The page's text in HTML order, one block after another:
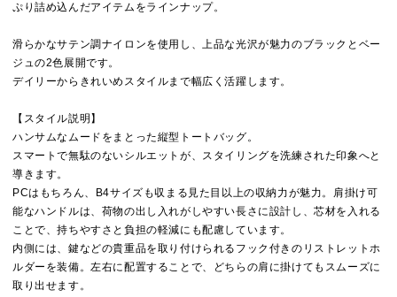
ぷり詰め込んだアイテムをラインナップ。
滑らかなサテン調ナイロンを使用し、上品な光沢が魅力のブラックとベー
ジュの2色展開です。
デイリーからきれいめスタイルまで幅広く活躍します。
【スタイル説明】
ハンサムなムードをまとった縦型トートバッグ。
スマートで無駄のないシルエットが、スタイリングを洗練された印象へと
導きます。
PCはもちろん、B4サイズも収まる見た目以上の収納力が魅力。肩掛け可
能なハンドルは、荷物の出し入れがしやすい長さに設計し、芯材を入れる
ことで、持ちやすさと負担の軽減にも配慮しています。
内側には、鍵などの貴重品を取り付けられるフック付きのリストレットホ
ルダーを装備。左右に配置することで、どちらの肩に掛けてもスムーズに
取り出せます。